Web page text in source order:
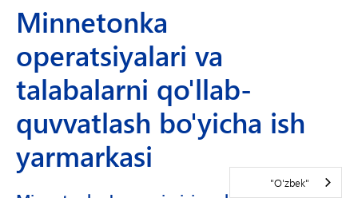
Minnetonka
operatsiyalari va
talabalarni qo'llab-
quvvatlash bo'yicha ish
yarmarkasi
"O'zbek"